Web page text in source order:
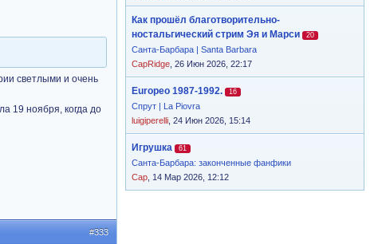
Как прошёл благотворительно-
ностальгический стрим Эя и Марси
20
Санта-Барбара | Santa Barbara
CapRidge , 26 Июн 2026, 22:17
Europeo 1987-1992. 16
Спрут | La Piovra
luigiperelli , 24 Июн 2026, 15:14
Игрушка 61
Санта-Барбара: законченные фанфики
Cap , 14 Мар 2026, 12:12
светлыми и очень
19 ноября, когда до
#333